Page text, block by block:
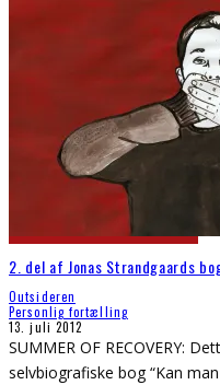
2. del af Jonas Strandgaards
Outsideren
Personlig fortælling
13. juli 2012
SUMMER OF RECOVERY:
selvbiografiske bog “Kan